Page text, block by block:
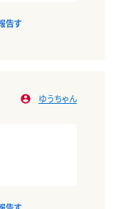
告す
ゆうちゃん